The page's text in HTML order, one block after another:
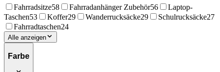
Fahrradsitze58 Fahrradanhänger Zubehör56
Laptop-
Taschen53 Koffer29 Wanderrucksäcke29 Schulrucksäcke27
Fahrradtaschen24
Alle anzeigen
Farbe